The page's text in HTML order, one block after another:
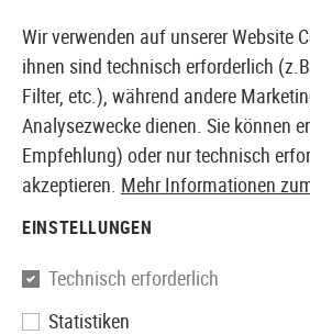
EUROPÄISCHER AIRSOFT SHOP &
Gerber
Wir verwenden auf unserer Website
ihnen sind technisch erforderlich
Filter, etc.), während andere
Analysezwecke dienen. Sie können
Empfehlung) oder nur technisch
akzeptieren. Mehr Informationen
EINSTELLUNGEN
Technisch erforderlich
Statistiken